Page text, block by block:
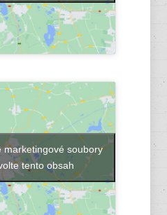
marketingové soubory
tento obsah